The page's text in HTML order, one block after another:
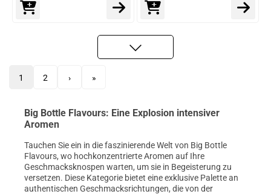
1 2 › »
Big Bottle Flavours: Eine Explosion intensiver
Aromen
Tauchen Sie ein in die faszinierende Welt von Big Bottle
Flavours, wo hochkonzentrierte Aromen auf Ihre
Geschmacksknospen warten, um sie in Begeisterung zu
versetzen. Diese Kategorie bietet eine exklusive Palette an
authentischen Geschmacksrichtungen, die von der